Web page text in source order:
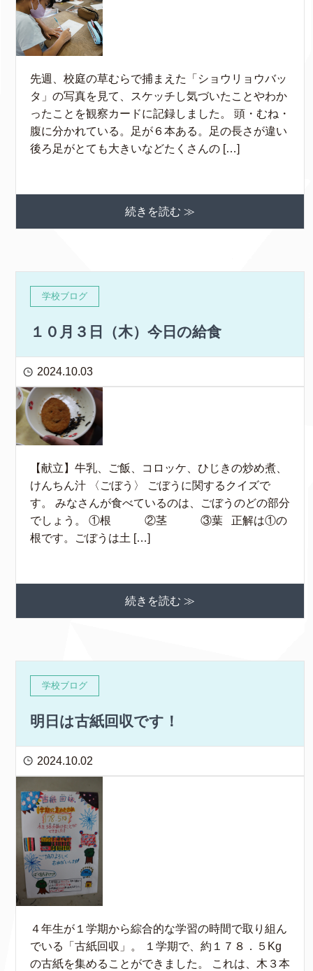
先週、校庭の草むらで捕まえた「ショウリョウバッ
タ」の写真を見て、スケッチし気づいたことやわか
ったことを観察カードに記録しました。 頭・むね・
腹に分かれている。足が６本ある。足の長さが違い
後ろ足がとても大きいなどたくさんの […]
続きを読む ≫
学校ブログ
１０月３日（木）今日の給食
2024.10.03
【献立】牛乳、ご飯、コロッケ、ひじきの炒め煮、
けんちん汁 〈ごぼう〉 ごぼうに関するクイズで
す。 みなさんが食べているのは、ごぼうのどの部分
でしょう。 ①根 ②茎 ③葉 正解は①の
根です。ごぼうは土 […]
続きを読む ≫
学校ブログ
明日は古紙回収です！
2024.10.02
４年生が１学期から綜合的な学習の時間で取り組ん
でいる「古紙回収」。 １学期で、約１７８．５Kg
の古紙を集めることができました。 これは、木３本